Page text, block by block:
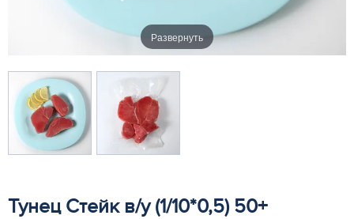
Развернуть
Тунец Стейк в/у (1/10*0,5) 50+